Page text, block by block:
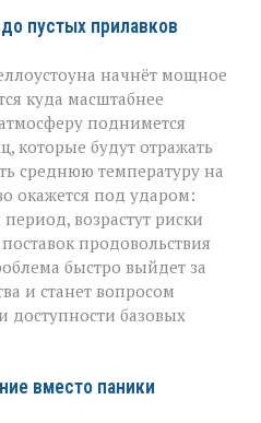
пустых прилавков
начнёт мощное
куда масштабнее
поднимется
которые будут отражать
среднюю температуру на
окажется под ударом:
возрастут риски
продовольствия
быстро выйдет за
и станет вопросом
доступности базовых
вместо паники